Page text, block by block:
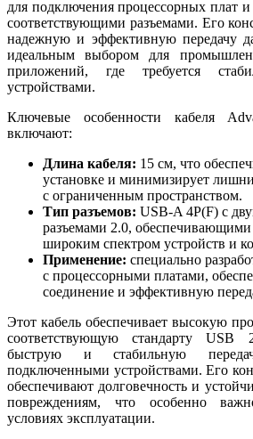
для подключения процессорных плат
соответствующими разъемами. Его
надежную и эффективную передачу
идеальным выбором для
приложений, где требуется
устройствами.
Ключевые особенности кабеля
включают:
Длина кабеля: 15 см, что
установке и минимизирует
с ограниченным пространством.
Тип разъемов: USB-A 4P(F) с
разъемами 2.0, обеспечивающими
широким спектром устройств и
Применение: специально
с процессорными платами,
соединение и эффективную
Этот кабель обеспечивает высокую
соответствующую стандарту USB
быструю и стабильную
подключенными устройствами. Его
обеспечивают долговечность и
повреждениям, что особенно
условиях эксплуатации.